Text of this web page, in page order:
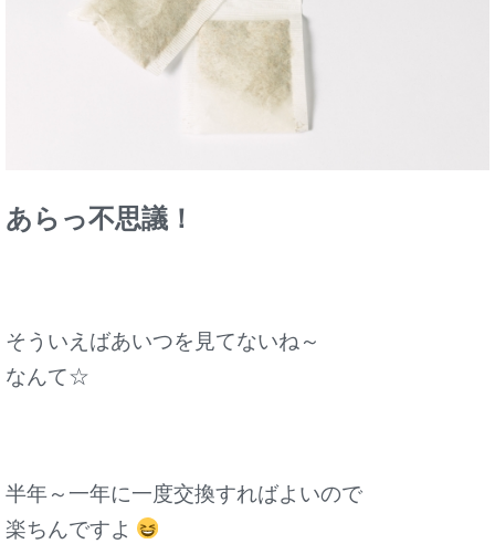
あらっ不思議！
そういえばあいつを見てないね～
なんて☆
半年～一年に一度交換すればよいので
楽ちんですよ